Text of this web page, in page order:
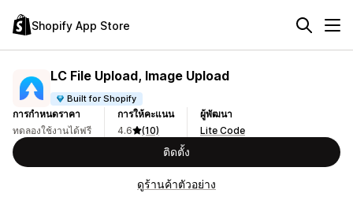
Shopify App Store
LC File Upload, Image Upload
Built for Shopify
การกำหนดราคา
ทดลองใช้งานได้ฟรี
การให้คะแนน
4.6
(10)
ผู้พัฒนา
Lite Code
ติดตั้ง
ดูร้านค้าตัวอย่าง